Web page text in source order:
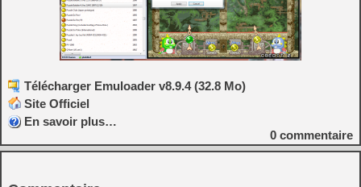
Télécharger Emuloader v8.9.4 (32.8 Mo)
Site Officiel
En savoir plus…
0 commentaire